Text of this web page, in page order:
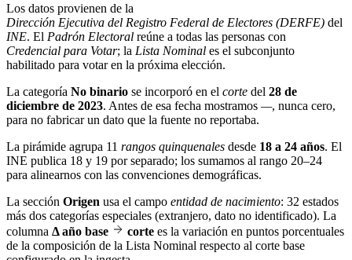
Los datos provienen de la
Dirección Ejecutiva del Registro Federal de Electores (DERFE) del
INE. El Padrón Electoral reúne a todas las personas con
Credencial para Votar; la Lista Nominal es el subconjunto
habilitado para votar en la próxima elección.
La categoría No binario se incorporó en el corte del 28 de
diciembre de 2023. Antes de esa fecha mostramos —, nunca cero,
para no fabricar un dato que la fuente no reportaba.
La pirámide agrupa 11 rangos quinquenales desde 18 a 24 años. El
INE publica 18 y 19 por separado; los sumamos al rango 20–24
para alinearnos con las convenciones demográficas.
La sección Origen usa el campo entidad de nacimiento: 32 estados
más dos categorías especiales (extranjero, dato no identificado). La
columna Δ año base corte es la variación en puntos porcentuales
de la composición de la Lista Nominal respecto al corte base